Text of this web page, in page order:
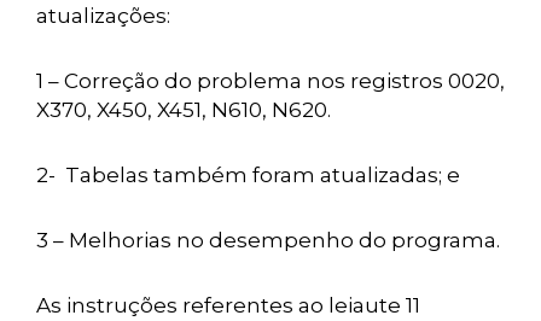
atualizações:
1 – Correção do problema nos registros 0020,
X370, X450, X451, N610, N620.
2- Tabelas também foram atualizadas; e
3 – Melhorias no desempenho do programa.
As instruções referentes ao leiaute 11